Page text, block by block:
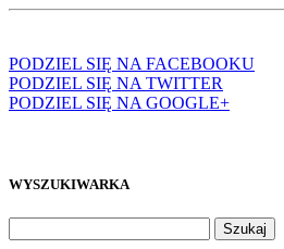
PODZIEL SIĘ NA FACEBOOKU
PODZIEL SIĘ NA TWITTER
PODZIEL SIĘ NA GOOGLE+
WYSZUKIWARKA